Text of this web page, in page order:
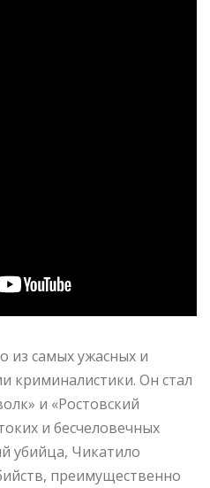
из самых ужасных и
криминалистики. Он стал
и «Ростовский
и бесчеловечных
убийца, Чикатило
преимущественно